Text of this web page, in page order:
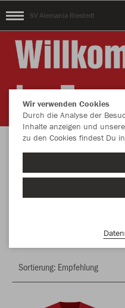
SV Alemania Riestedt
Herzlich
Wir verwenden Cookies
Durch die Analyse der
Inhalte anzeigen und
zu den Cookies findest Du